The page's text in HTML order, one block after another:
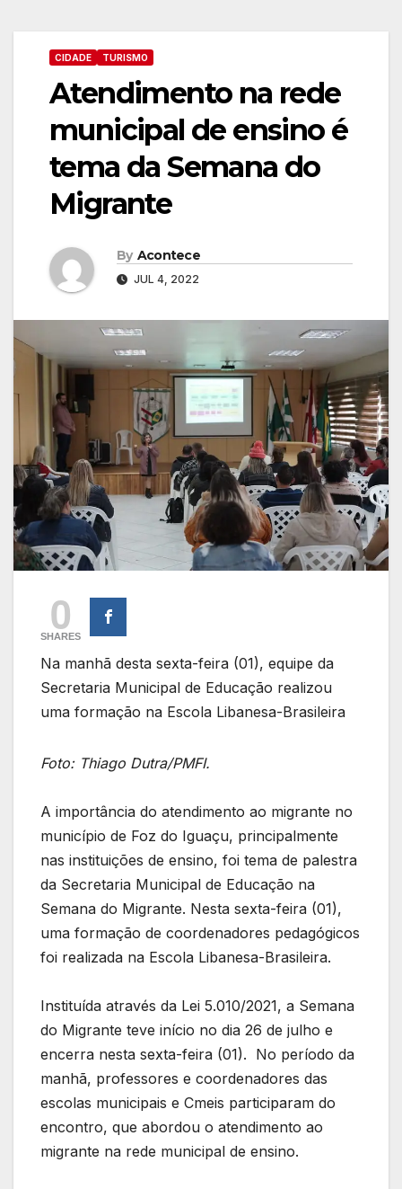
CIDADE TURISMO
Atendimento na rede
municipal de ensino é
tema da Semana do
Migrante
By Acontece
JUL 4, 2022
0
SHARES
Na manhã desta sexta-feira (01), equipe da
Secretaria Municipal de Educação realizou
uma formação na Escola Libanesa-Brasileira
Foto: Thiago Dutra/PMFI.
A importância do atendimento ao migrante no
município de Foz do Iguaçu, principalmente
nas instituições de ensino, foi tema de palestra
da Secretaria Municipal de Educação na
Semana do Migrante. Nesta sexta-feira (01),
uma formação de coordenadores pedagógicos
foi realizada na Escola Libanesa-Brasileira.
Instituída através da Lei 5.010/2021, a Semana
do Migrante teve início no dia 26 de julho e
encerra nesta sexta-feira (01). No período da
manhã, professores e coordenadores das
escolas municipais e Cmeis participaram do
encontro, que abordou o atendimento ao
migrante na rede municipal de ensino.